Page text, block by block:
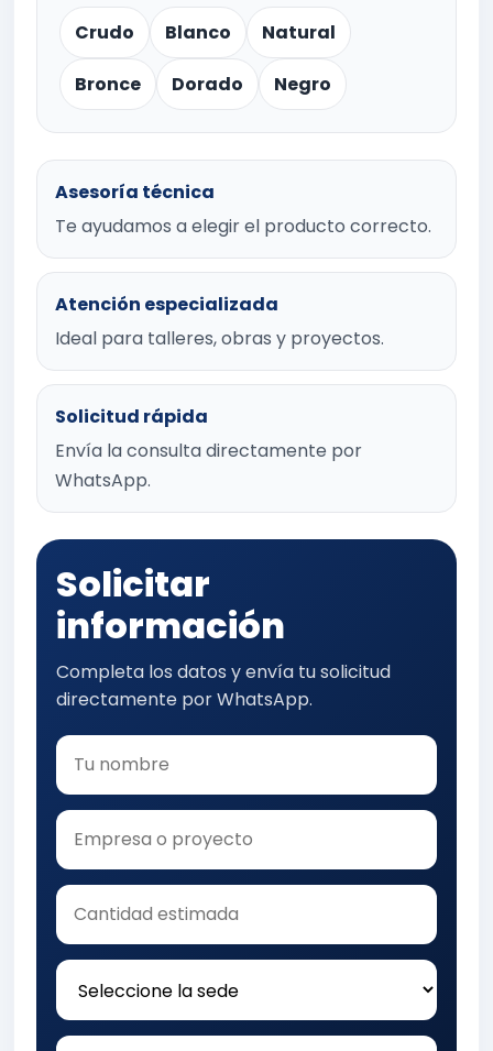
Crudo Blanco Natural
Bronce Dorado Negro
Asesoría técnica
Te ayudamos a elegir el producto correcto.
Atención especializada
Ideal para talleres, obras y proyectos.
Solicitud rápida
Envía la consulta directamente por
WhatsApp.
Solicitar
información
Completa los datos y envía tu solicitud
directamente por WhatsApp.